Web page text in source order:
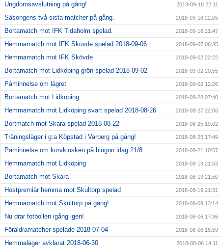
Ungdomsavslutning på gång! 2018-09-18 22:11
Säsongens två sista matcher på gång. 2018-09-18 22:05
Bortamatch mot IFK Tidaholm spelad. 2018-09-18 21:47
Hemmamatch mot IFK Skövde spelad 2018-09-06 2018-09-07 06:35
Hemmamatch mot IFK Skövde 2018-09-02 22:22
Bortamatch mot Lidköping grön spelad 2018-09-02 2018-09-02 20:55
Påminnelse om lägret 2018-09-02 12:26
Bortamatch mot Lidköping 2018-08-28 07:40
Hemmamatch mot Lidköping svart spelad 2018-08-26 2018-08-27 22:06
Bortmatch mot Skara spelad 2018-08-22 2018-08-25 19:02
Träningsläger i g:a Köpstad i Varberg på gång! 2018-08-25 17:49
Påminnelse om korvkiosken på bingon idag 21/8 2018-08-21 10:57
Hemmamatch mot Lidköping 2018-08-19 21:53
Bortamatch mot Skara 2018-08-19 21:50
Höstpremiär hemma mot Skultorp spelad 2018-08-19 21:31
Hemmamatch mot Skultorp på gång! 2018-08-09 13:14
Nu drar fotbollen igång igen! 2018-08-06 17:36
Föräldramatcher spelade 2018-07-04 2018-08-06 15:59
Hemmaläger avklarat 2018-06-30 2018-08-06 14:11